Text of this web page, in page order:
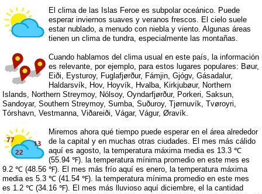
El clima de las Islas Feroe es subpolar oceánico. Puede
esperar inviernos suaves y veranos frescos. El cielo suele
estar nublado, a menudo con niebla y viento. Algunas áreas
tienen un clima de tundra, especialmente las montañas.
Cuando hablamos del clima usual en este país, la información
es relevante, por ejemplo, para estos lugares populares: Bøur,
Eiði, Eysturoy, Fuglafjørður, Fámjin, Gjógv, Gásadalur,
Haldarsvík, Hov, Hoyvík, Hvalba, Kirkjubøur, Northern
Islands, Northern Streymoy, Nólsoy, Oyndarfjørður, Porkeri, Saksun,
Sandoyar, Southern Streymoy, Sumba, Suðuroy, Tjørnuvík, Tvøroyri,
Tórshavn, Vestmanna, Viðareiði, Vágar, Vágur, Øravík.
Miremos ahora qué tiempo puede esperar en el área alrededor
de la capital y en muchas otras ciudades. El mes más cálido
aquí es agosto, la temperatura máxima media es 13.3 ℃
(55.94 ℉). la temperatura mínima promedio en este mes es
9.2 ℃ (48.56 ℉). El mes más frío aquí es enero, la temperatura máxima
media es 5.3 ℃ (41.54 ℉). la temperatura mínima promedio en este mes
es 1.2 ℃ (34.16 ℉). El mes más lluvioso aquí diciembre, el la cantidad